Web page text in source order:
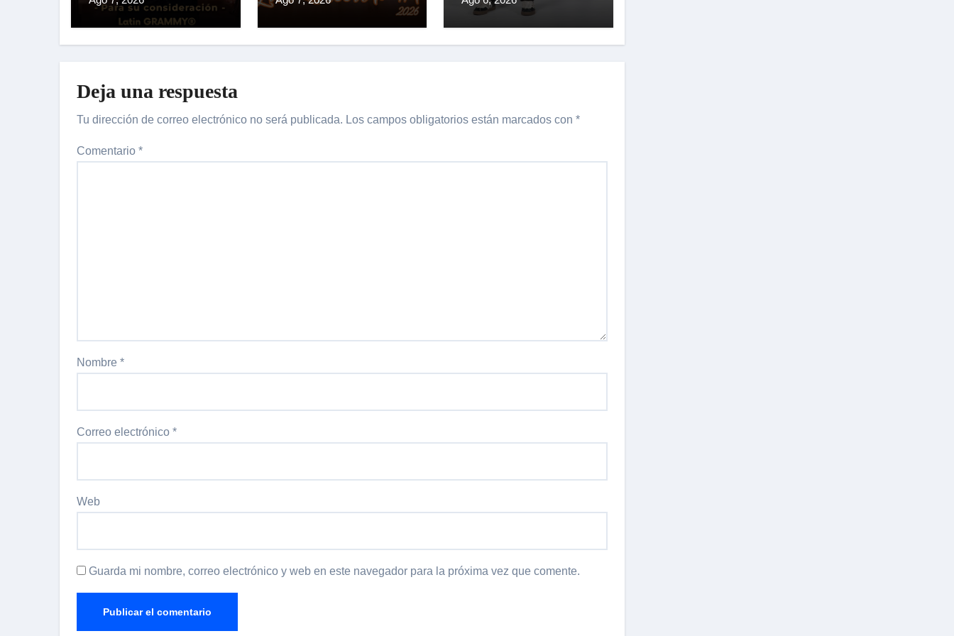
Deja una respuesta
Tu dirección de correo electrónico no será publicada. Los campos obligatorios están marcados con *
Comentario *
Nombre *
Correo electrónico *
Web
Guarda mi nombre, correo electrónico y web en este navegador para la próxima vez que comente.